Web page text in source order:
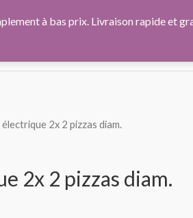
2x 2 pizzas diam.
2x 2 pizzas diam.
à bas prix. Livraison rapide et